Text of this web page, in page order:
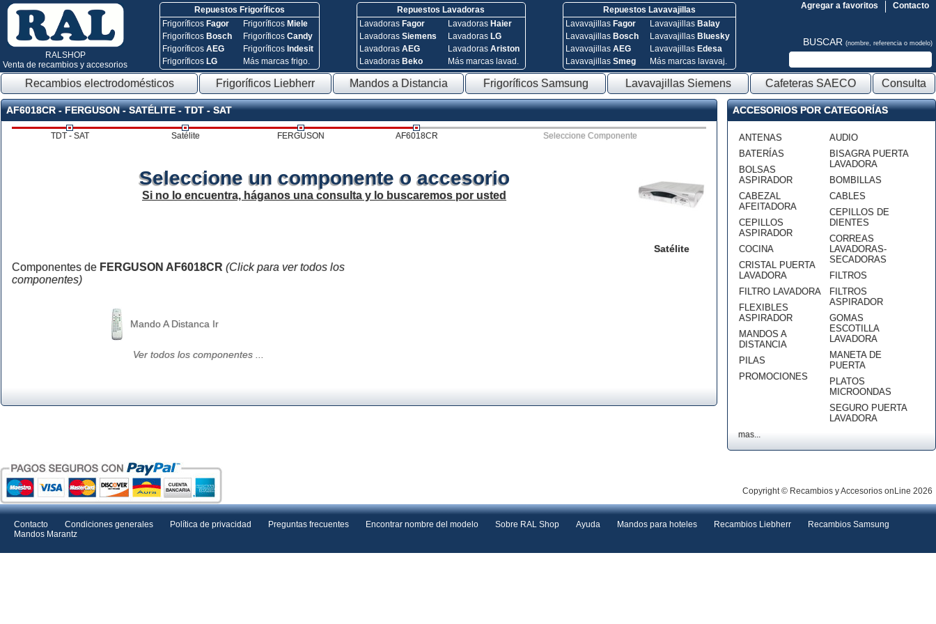
RALSHOP
Venta de recambios y accesorios
Repuestos Frigoríficos
Frigoríficos Fagor
Frigoríficos Bosch
FrigoríficosAEG
Frigoríficos LG
Frigoríficos Miele
FrigoríficosCandy
Frigoríficos Indesit
Más marcas frigo.
Repuestos Lavadoras
Lavadoras Fagor
Lavadoras Siemens
Lavadoras AEG
Lavadoras Beko
Lavadoras Haier
Lavadoras LG
Lavadoras Ariston
Más marcas lavad.
Repuestos Lavavajillas
Lavavajillas Fagor
Lavavajillas Bosch
Lavavajillas AEG
Lavavajillas Smeg
Lavavajillas Balay
Lavavajillas Bluesky
Lavavajillas Edesa
Más marcas lavavaj.
Contacto
Agregar a favoritos
BUSCAR (nombre, referencia o modelo)
Recambios electrodomésticos Frigoríficos Liebherr Mandos a Distancia Frigoríficos Samsung Lavavajillas Siemens Cafeteras SAECO Consulta
AF6018CR - FERGUSON - SATÉLITE - TDT - SAT
TDT - SAT Satélite FERGUSON AF6018CR Seleccione Componente
Satélite
Seleccione un componente o accesorio
Si no lo encuentra, háganos una consulta y lo buscaremos por usted
Componentes de FERGUSON AF6018CR (Click para ver todos los
componentes)
Mando A Distanca Ir
Ver todos los componentes ...
ACCESORIOS POR CATEGORÍAS
ANTENAS
BATERÍAS
BOLSAS
ASPIRADOR
CABEZAL
AFEITADORA
CEPILLOS
ASPIRADOR
COCINA
CRISTAL PUERTA
LAVADORA
FILTRO LAVADORA
FLEXIBLES
ASPIRADOR
MANDOS A
DISTANCIA
PILAS
PROMOCIONES
AUDIO
BISAGRA PUERTA
LAVADORA
BOMBILLAS
CABLES
CEPILLOS DE
DIENTES
CORREAS
LAVADORAS-
SECADORAS
FILTROS
FILTROS
ASPIRADOR
GOMAS
ESCOTILLA
LAVADORA
MANETA DE
PUERTA
PLATOS
MICROONDAS
SEGURO PUERTA
LAVADORA
mas...
Copyright © Recambios y Accesorios onLine 2026
Contacto Condiciones generales Política de privacidad Preguntas frecuentes Encontrar nombre del modelo Sobre RAL Shop Ayuda Mandos para hoteles Recambios Liebherr
Recambios Samsung
Mandos Marantz